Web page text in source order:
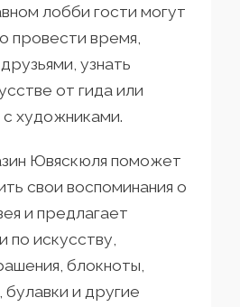
лобби гости могут
провести время,
узнать
от гида или
с художниками.
Ювяскюля поможет
свои воспоминания о
и предлагает
по искусству,
блокноты,
булавки и другие